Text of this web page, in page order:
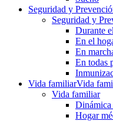
Seguridad y
Seguridad y
Durante
En el
En
En todas
Vida familiarVida
Vida familiar
Hogar